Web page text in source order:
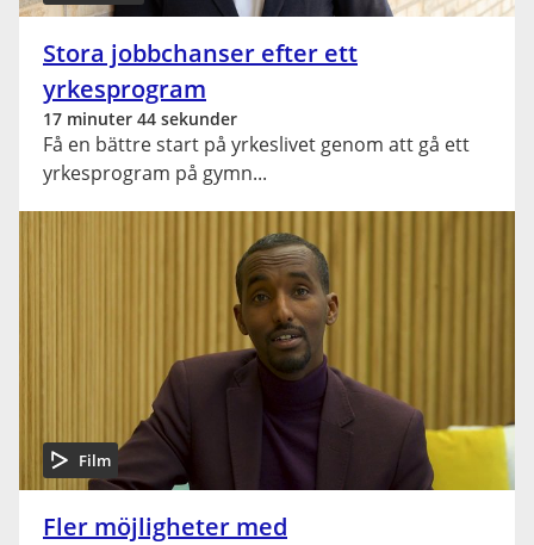
Stora jobbchanser efter ett
yrkesprogram
17 minuter 44 sekunder
Få en bättre start på yrkeslivet genom att gå ett
yrkesprogram på gymn
Film
Fler möjligheter med